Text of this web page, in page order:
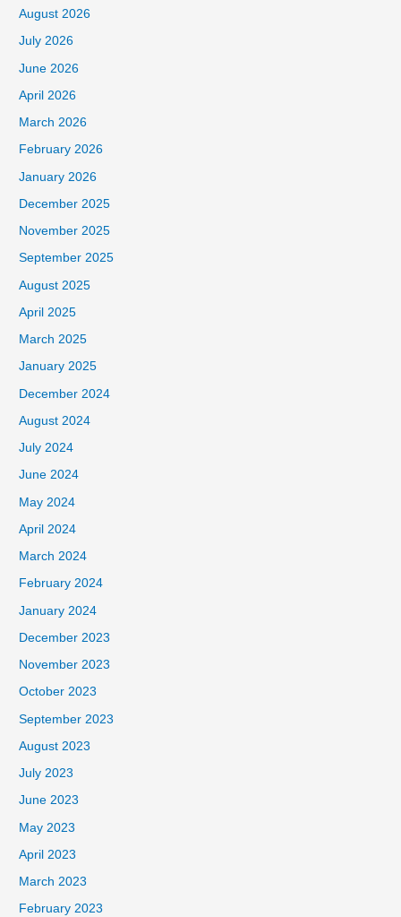
August 2026
July 2026
June 2026
April 2026
March 2026
February 2026
January 2026
December 2025
November 2025
September 2025
August 2025
April 2025
March 2025
January 2025
December 2024
August 2024
July 2024
June 2024
May 2024
April 2024
March 2024
February 2024
January 2024
December 2023
November 2023
October 2023
September 2023
August 2023
July 2023
June 2023
May 2023
April 2023
March 2023
February 2023